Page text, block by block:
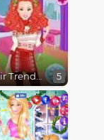
Winter Hair Trends Crimp 5